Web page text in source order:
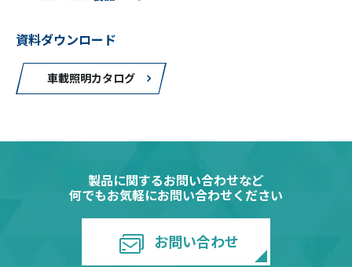
資料ダウンロード
車載照明カタログ
製品に関するお問い合わせなど
何でもお気軽にお問い合わせください
お問い合わせ